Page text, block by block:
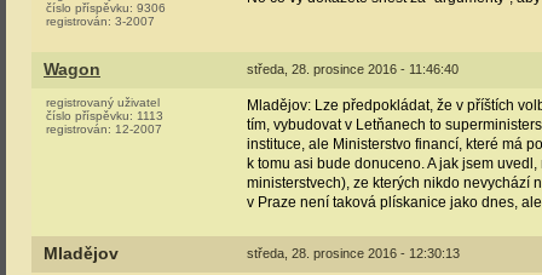
číslo příspěvku: 9306
registrován: 3-2007
Wagon středa, 28. prosince 2016 - 11:46:40
registrovaný uživatel
číslo příspěvku: 1113
registrován: 12-2007
Mladějov: Lze předpokládat, že v příštích
tím, vybudovat v Letňanech to
instituce, ale Ministerstvo financí, které má
k tomu asi bude donuceno. A jak jsem
ministerstvech), ze kterých nikdo nevychází
v Praze není taková plískanice jako dnes,
Mladějov středa, 28. prosince 2016 - 12:30:13